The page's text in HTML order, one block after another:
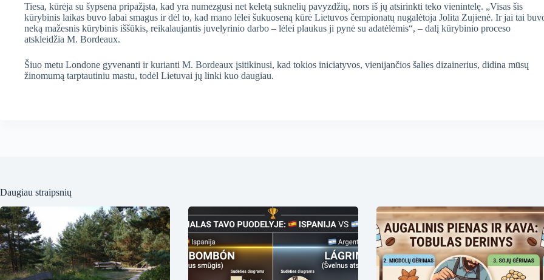
Tiesa, kūrėja su šypsena pripažįsta, kad yra numezgusi net keletą suknelių pavyzdžių, nors iš jų atsirinkti teko vienintelę. „Visas šis
kūrybinis laikas buvo labai smagus ir dėl to, kad mano lėlei šukuoseną kūrė Lietuvos čempionatų nugalėtoja Jolita Zujienė. Ir jai tai
neką mažesnis kūrybinis iššūkis, reikalaujantis juvelyrinio darbo – lėlei plaukus ji pynė su adatėlėmis“, – dalį kūrybinio proceso
atskleidžia M. Bordeaux.
Šiuo metu Londone gyvenanti ir kurianti M. Bordeaux įsitikinusi, kad tokios iniciatyvos, vienijančios šalies dizainerius, didina mūsų
žinomumą tarptautiniu mastu, todėl Lietuvai jų linki kuo daugiau.
Daugiau straipsnių